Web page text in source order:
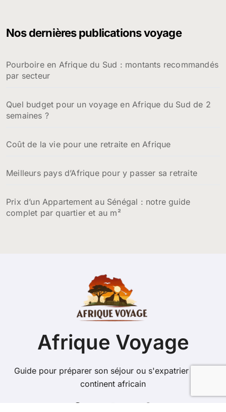
Nos dernières publications voyage
Pourboire en Afrique du Sud : montants recommandés
par secteur
Quel budget pour un voyage en Afrique du Sud de 2
semaines ?
Coût de la vie pour une retraite en Afrique
Meilleurs pays d’Afrique pour y passer sa retraite
Prix d’un Appartement au Sénégal : notre guide
complet par quartier et au m²
Afrique Voyage
Guide pour préparer son séjour ou s'expatrier sur le
continent africain